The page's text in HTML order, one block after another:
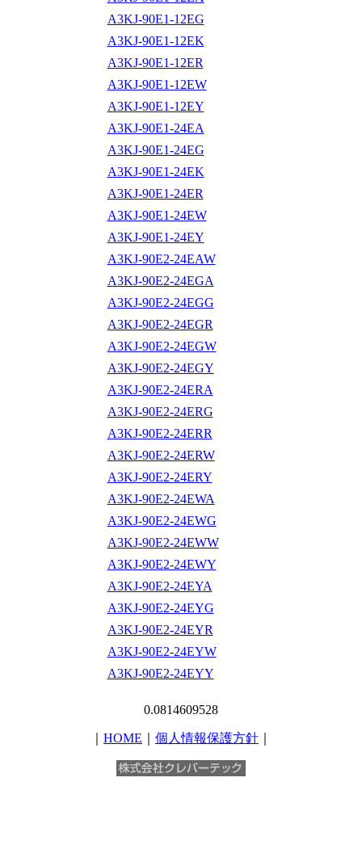
A3KJ-90E1-12EG
A3KJ-90E1-12EK
A3KJ-90E1-12ER
A3KJ-90E1-12EW
A3KJ-90E1-12EY
A3KJ-90E1-24EA
A3KJ-90E1-24EG
A3KJ-90E1-24EK
A3KJ-90E1-24ER
A3KJ-90E1-24EW
A3KJ-90E1-24EY
A3KJ-90E2-24EAW
A3KJ-90E2-24EGA
A3KJ-90E2-24EGG
A3KJ-90E2-24EGR
A3KJ-90E2-24EGW
A3KJ-90E2-24EGY
A3KJ-90E2-24ERA
A3KJ-90E2-24ERG
A3KJ-90E2-24ERR
A3KJ-90E2-24ERW
A3KJ-90E2-24ERY
A3KJ-90E2-24EWA
A3KJ-90E2-24EWG
A3KJ-90E2-24EWW
A3KJ-90E2-24EWY
A3KJ-90E2-24EYA
A3KJ-90E2-24EYG
A3KJ-90E2-24EYR
A3KJ-90E2-24EYW
A3KJ-90E2-24EYY
0.0814609528
HOME 個人情報保護方針